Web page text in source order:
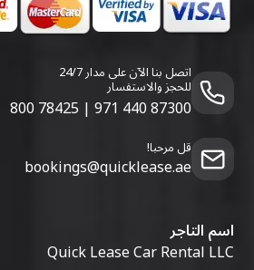
اتصل بنا الآن على مدار 24/7
للحجز والاستفسار
800 78425 | 971 440 87300
قل مرحبا!
bookings@quicklease.ae
اسم التاجر
Quick Lease Car Rental LLC